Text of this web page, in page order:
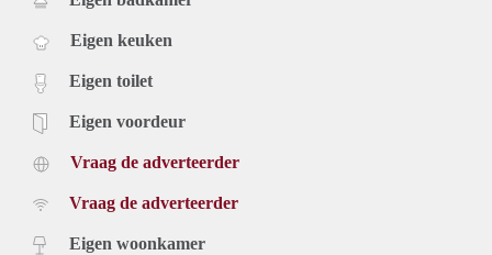
Eigen keuken
Eigen toilet
Eigen voordeur
Vraag de adverteerder
Vraag de adverteerder
Eigen woonkamer